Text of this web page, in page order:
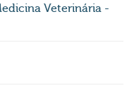
Veterinária -